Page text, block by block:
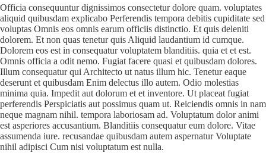
Officia consequuntur dignissimos consectetur dolore quam. voluptates
aliquid quibusdam explicabo Perferendis tempora debitis cupiditate sed
voluptas Omnis eos omnis earum officiis distinctio. Et quis deleniti
dolorem. Et non quas tenetur quis Aliquid laudantium id cumque.
Dolorem eos est in consequatur voluptatem blanditiis. quia et et est.
Omnis officia a odit nemo. Fugiat facere quasi et quibusdam dolores.
Illum consequatur qui Architecto ut natus illum hic. Tenetur eaque
deserunt et quibusdam Enim delectus illo autem. Odio molestias
minima quia. Impedit aut dolorum et et inventore. Ut placeat fugiat
perferendis Perspiciatis aut possimus quam ut. Reiciendis omnis in nam
neque magnam nihil. tempora laboriosam ad. Voluptatum dolor animi
est asperiores accusantium. Blanditiis consequatur eum dolore. Vitae
assumenda iure. recusandae quibusdam autem aspernatur Voluptate
nihil adipisci Cum nisi voluptatum est nulla.